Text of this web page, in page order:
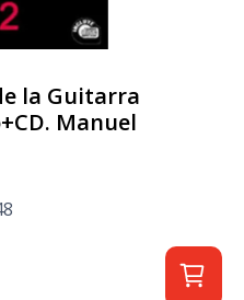
la Guitarra
Manuel